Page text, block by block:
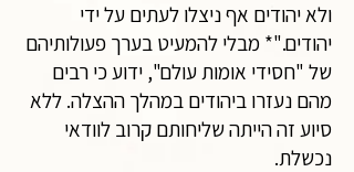
ולא יהודים אף ניצלו לעתים על ידי
יהודים."* מבלי להמעיט בערך פעולותיהם
של "חסידי אומות עולם", ידוע כי רבים
מהם נעזרו ביהודים במהלך ההצלה. ללא
סיוע זה הייתה שליחותם קרוב לוודאי
נכשלת.